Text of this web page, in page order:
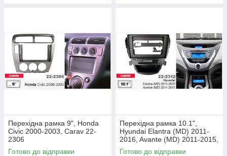
Перехідна рамка 9", Honda
Civic 2000-2003, Carav 22-
2306
Готово до відправки
Перехідна рамка 10.1",
Hyundai Elantra (MD) 2011-
2016, Avante (MD) 2011-2015,
Carav 22-2312
Готово до відправки